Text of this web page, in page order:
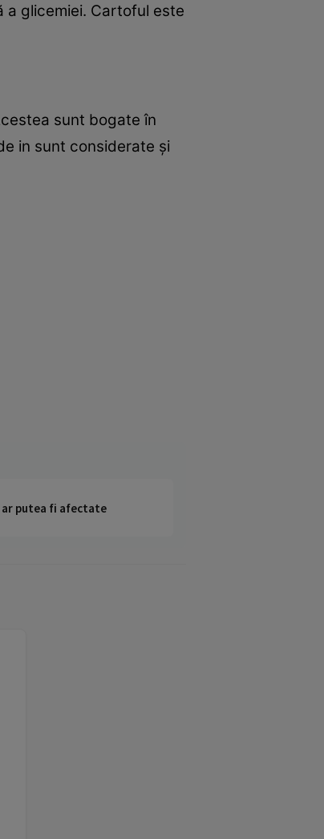
glicemiei. Cartoful este
sunt bogate în
in sunt considerate şi
putea fi afectate